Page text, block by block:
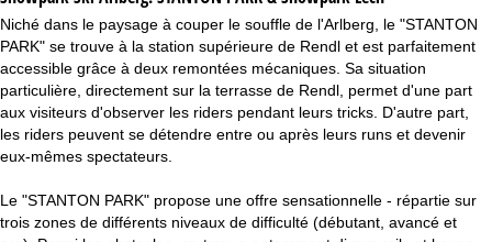
Niché dans le paysage à couper le souffle de l'Arlberg, le "STANTON
PARK" se trouve à la station supérieure de Rendl et est parfaitement
accessible grâce à deux remontées mécaniques. Sa situation
particulière, directement sur la terrasse de Rendl, permet d'une part
aux visiteurs d'observer les riders pendant leurs tricks. D'autre part,
les riders peuvent se détendre entre ou après leurs runs et devenir
eux-mêmes spectateurs.
Le "STANTON PARK" propose une offre sensationnelle - répartie sur
trois zones de différents niveaux de difficulté (débutant, avancé et